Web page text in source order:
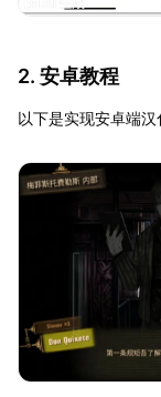
2. 安卓教程
以下是实现安卓端汉